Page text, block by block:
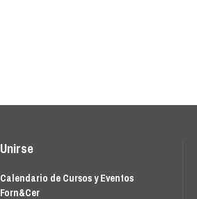
Unirse
Calendario de Cursos y Eventos
Forn&Cer